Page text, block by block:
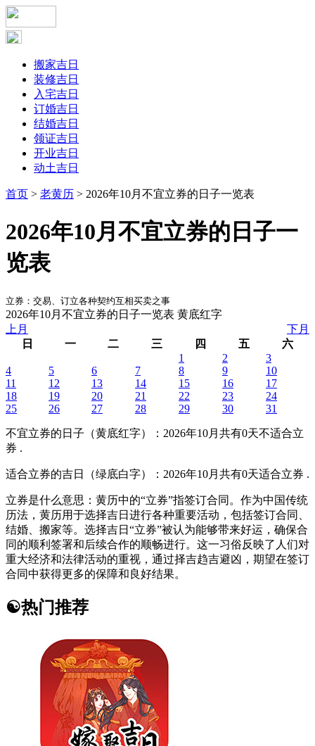
搬家吉日
装修吉日
入宅吉日
订婚吉日
结婚吉日
领证吉日
开业吉日
动土吉日
首页 > 老黄历 > 2026年10月不宜立券的日子一览表
2026年10月不宜立券的日子一
览表
立券：交易、订立各种契约互相买卖之事
2026年10月不宜立券的日子一览表 黄底红字
上月
下月
日
一 二 三 四 五
六
1
2
3
4
5 6 7 8 9
10
11
12 13 14 15 16
17
18
19 20 21 22 23
24
25
26 27 28 29 30 31
不宜立券的日子（黄底红字）
：2026年10月共有0天不适合立
券 .
适合立券的吉日（绿底白字） ：2026年10月共有0天适合立券 .
立券是什么意思：黄历中的“立券”指签订合同。作为中国传统
历法，黄历用于选择吉日进行各种重要活动，包括签订合同、
结婚、搬家等。选择吉日“立券”被认为能够带来好运，确保合
同的顺利签署和后续合作的顺畅进行。这一习俗反映了人们对
重大经济和法律活动的重视，通过择吉趋吉避凶，期望在签订
合同中获得更多的保障和良好结果。
☯热门推荐